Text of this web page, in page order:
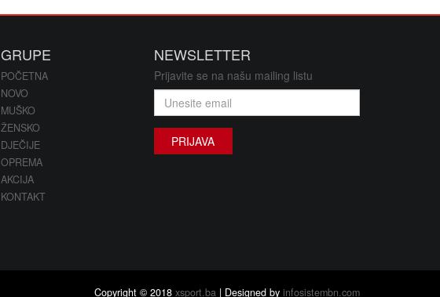
GRUPE
POČETNA
NOVO
MUŠKO
ŽENSKO
DJEČIJE
OPREMA
AKCIJA
KONTAKT
NEWSLETTER
Prijavite se na našu mailing listu
PRIJAVA
Copyright © 2018 xsport.ba | Designed by infosistembn.com